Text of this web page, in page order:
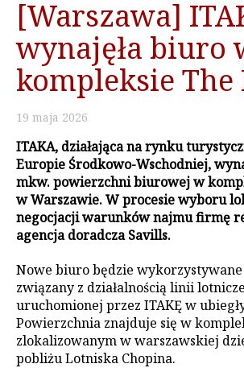
[Warszawa]
wynajęła biuro
kompleksie The
19 maja 2026
ITAKA, działająca na rynku
Europie Środkowo-Wschodniej,
mkw. powierzchni biurowej w
w Warszawie. W procesie wyboru
negocjacji warunków najmu firmę
agencja doradcza Savills.
Nowe biuro będzie wykorzystywane
związany z działalnością linii
uruchomionej przez ITAKĘ w
Powierzchnia znajduje się w
zlokalizowanym w warszawskiej
pobliżu Lotniska Chopina.